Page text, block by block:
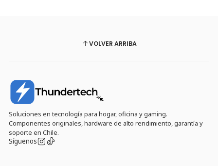
VOLVER ARRIBA
Soluciones en tecnología para hogar, oficina y gaming.
Componentes originales, hardware de alto rendimiento, garantía y
soporte en Chile.
Síguenos